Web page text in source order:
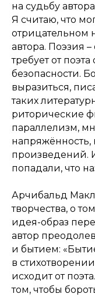
на судьбу
Я считаю, что
отрицательном
автора. Поэзия
требует от
безопасности.
выразиться,
таких
риторические
параллелизм,
напряжённость,
произведений.
попадали, что
Арчибальд
творчества, о
идея-образ
автор
и бытием:
в
исходит от
том, чтобы